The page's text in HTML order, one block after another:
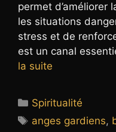
permet d’améliorer
les situations
stress et de
est un canal
la suite
Catégories
Spiritualité
Étiquettes
anges gardiens,